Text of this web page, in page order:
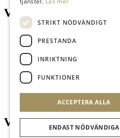
Våra engagemang
Vi stödjer
STRIKT NÖDVÄNDIGT
PRESTANDA
INRIKTNING
FUNKTIONER
ACCEPTERA ALLA
ENDAST NÖDVÄNDIGA